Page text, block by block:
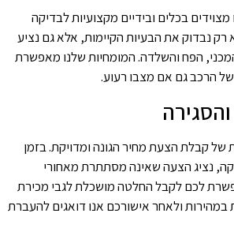
בכלים ובידיים מקצועיות לבדיקה
נבדוק את הבעיות הקיימות, אלא גם נציע
הפח והשלדה. המומחיות שלנו מאפשרת
של הרכב גם אם מצבו רעוע.
של קבלת הצעת מחיר הגונה ומדויקת. בזמן
נציג הצעה שאינה מסתתרת מאחורי
לכם לקבל החלטה מושכלת לגבי מכירת
ולאחר אישורכם אנו דואגים להעברת